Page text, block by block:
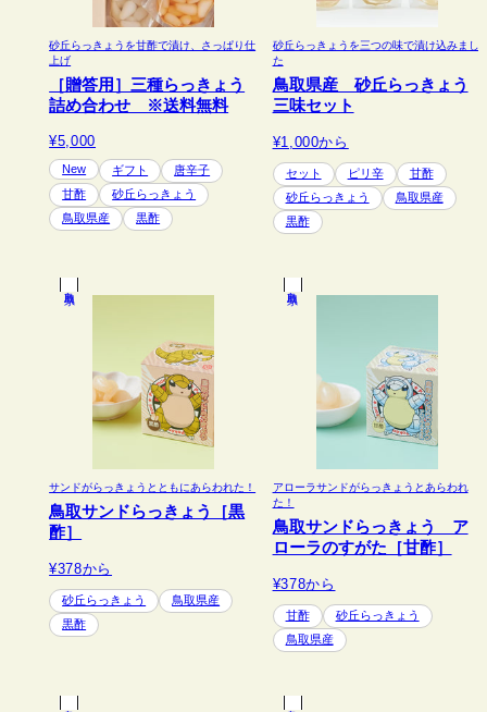
砂丘らっきょうを甘酢で漬け、さっぱり仕
上げ
［贈答用］三種らっきょう
詰め合わせ ※送料無料
¥5,000
New ギフト
唐辛子
甘酢
砂丘らっきょう
鳥取県産
黒酢
砂丘らっきょうを三つの味で漬け込みまし
た
鳥取県産 砂丘らっきょう
三味セット
¥1,000から
セット ピリ辛
甘酢
砂丘らっきょう
鳥取県産
黒酢
サンドがらっきょうとともにあらわれた！
鳥取サンドらっきょう［黒
酢］
¥378から
砂丘らっきょう
鳥取県産
黒酢
アローラサンドがらっきょうとあらわれ
た！
鳥取サンドらっきょう ア
ローラのすがた［甘酢］
¥378から
甘酢
砂丘らっきょう
鳥取県産